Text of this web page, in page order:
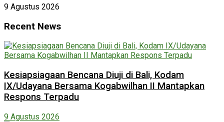
9 Agustus 2026
Recent News
Kesiapsiagaan Bencana Diuji di Bali, Kodam
IX/Udayana Bersama Kogabwilhan II Mantapkan
Respons Terpadu
9 Agustus 2026